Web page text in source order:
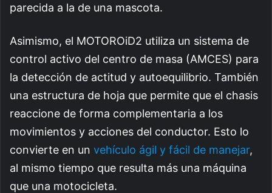
parecida a la de una mascota.
Asimismo, el MOTOROiD2 utiliza un sistema de
control activo del centro de masa (AMCES) para
la detección de actitud y autoequilibrio. También
una estructura de hoja que permite que el chasis
reaccione de forma complementaria a los
movimientos y acciones del conductor. Esto lo
convierte en un vehículo ágil y fácil de manejar,
al mismo tiempo que resulta más una máquina
que una motocicleta.